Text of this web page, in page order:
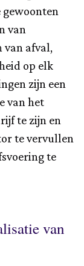
van
afval,
op elk
zijn een
van het
te zijn en
te vervullen
te
van